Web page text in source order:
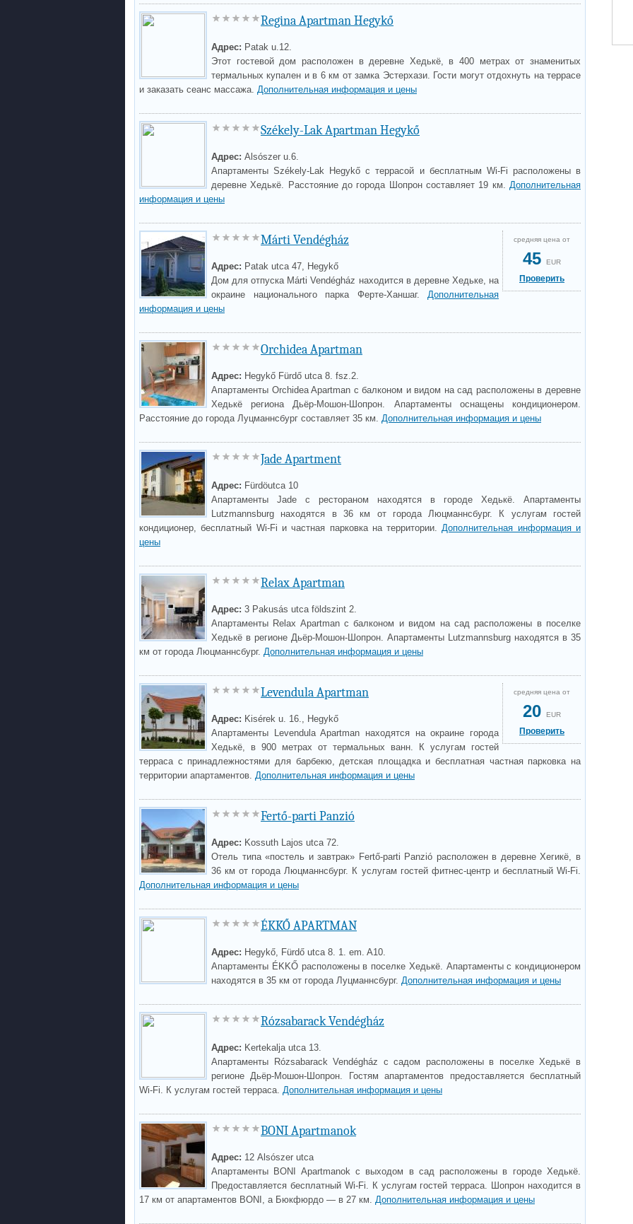
Regina Apartman Hegykő
Адрес: Patak u.12.
Этот гостевой дом расположен в деревне Хедькё, в 400 метрах от знаменитых
термальных купален и в 6 км от замка Эстерхази. Гости могут отдохнуть на террасе
и заказать сеанс массажа. Дополнительная информация и цены
Székely-Lak Apartman Hegykő
Адрес: Alsószer u.6.
Апартаменты Székely-Lak Hegykő с террасой и бесплатным Wi-Fi расположены в
деревне Хедькё. Расстояние до города Шопрон составляет 19 км. Дополнительная
информация и цены
средняя цена от
45 EUR
Проверить
Márti Vendégház
Адрес: Patak utca 47, Hegykő
Дом для отпуска Márti Vendégház находится в деревне Хедьке, на
окраине национального парка Ферте-Ханшаг. Дополнительная
информация и цены
Orchidea Apartman
Адрес: Hegykő Fürdő utca 8. fsz.2.
Апартаменты Orchidea Apartman с балконом и видом на сад расположены в деревне
Хедькё региона Дьёр-Мошон-Шопрон. Апартаменты оснащены кондиционером.
Расстояние до города Луцманнсбург составляет 35 км. Дополнительная информация и цены
Jade Apartment
Адрес: Fürdöutca 10
Апартаменты Jade с рестораном находятся в городе Хедькё. Апартаменты
Lutzmannsburg находятся в 36 км от города Люцманнсбург. К услугам гостей
кондиционер, бесплатный Wi-Fi и частная парковка на территории.Дополнительная информация и
цены
Relax Apartman
Адрес: 3 Pakusás utca földszint 2.
Апартаменты Relax Apartman с балконом и видом на сад расположены в поселке
Хедькё в регионе Дьёр-Мошон-Шопрон. Апартаменты Lutzmannsburg находятся в 35
км от города Люцманнсбург. Дополнительная информация и цены
средняя цена от
20 EUR
Проверить
Levendula Apartman
Адрес: Kisérek u. 16., Hegykő
Апартаменты Levendula Apartman находятся на окраине города
Хедькё, в 900 метрах от термальных ванн. К услугам гостей
терраса с принадлежностями для барбекю, детская площадка и бесплатная частная парковка на
территории апартаментов. Дополнительная информация и цены
Fertő-parti Panzió
Адрес: Kossuth Lajos utca 72.
Отель типа «постель и завтрак» Fertő-parti Panzió расположен в деревне Хегикё, в
36 км от города Люцманнсбург. К услугам гостей фитнес-центр и бесплатный Wi-Fi.
Дополнительная информация и цены
ÉKKŐ APARTMAN
Адрес: Hegykő, Fürdő utca 8. 1. em. A10.
Апартаменты ÉKKŐ расположены в поселке Хедькё. Апартаменты с кондиционером
находятся в 35 км от города Луцманнсбург. Дополнительная информация и цены
Rózsabarack Vendégház
Адрес: Kertekalja utca 13.
Апартаменты Rózsabarack Vendégház с садом расположены в поселке Хедькё в
регионе Дьёр-Мошон-Шопрон. Гостям апартаментов предоставляется бесплатный
Wi-Fi. К услугам гостей терраса. Дополнительная информация и цены
BONI Apartmanok
Адрес: 12 Alsószer utca
Апартаменты BONI Apartmanok с выходом в сад расположены в городе Хедькё.
Предоставляется бесплатный Wi-Fi. К услугам гостей терраса. Шопрон находится в
17 км от апартаментов BONI, а Бюкфюрдо — в 27 км. Дополнительная информация и цены